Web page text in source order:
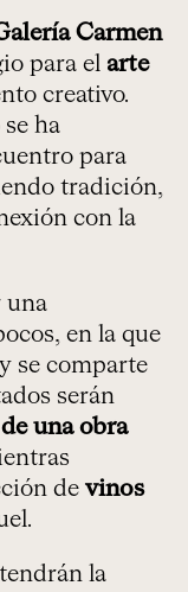
Carmen
para el arte
creativo.
ha
para
tradición,
con la
una
en la que
se comparte
serán
una obra
de vinos
la